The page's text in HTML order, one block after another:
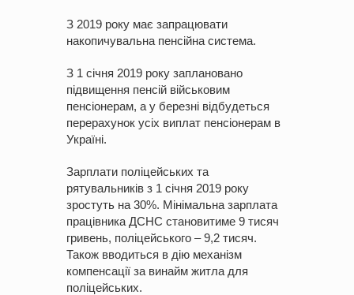
З 2019 року має запрацювати
накопичувальна пенсійна система.
З 1 січня 2019 року заплановано
підвищення пенсій військовим
пенсіонерам, а у березні відбудеться
перерахунок усіх виплат пенсіонерам в
Україні.
Зарплати поліцейських та
рятувальників з 1 січня 2019 року
зростуть на 30%. Мінімальна зарплата
працівника ДСНС становитиме 9 тисяч
гривень, поліцейського – 9,2 тисяч.
Також вводиться в дію механізм
компенсації за винайм житла для
поліцейських.